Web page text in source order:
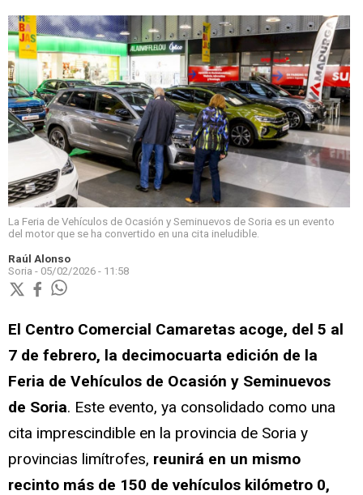
La Feria de Vehículos de Ocasión y Seminuevos de Soria es un evento
del motor que se ha convertido en una cita ineludible.
Raúl Alonso
Soria - 05/02/2026 - 11:58
El Centro Comercial Camaretas acoge, del 5 al
7 de febrero, la decimocuarta edición de la
Feria de Vehículos de Ocasión y Seminuevos
de Soria. Este evento, ya consolidado como una
cita imprescindible en la provincia de Soria y
provincias limítrofes, reunirá en un mismo
recinto más de 150 de vehículos kilómetro 0,